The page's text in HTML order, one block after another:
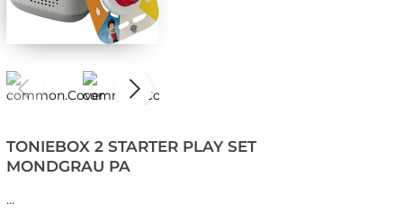
TONIEBOX 2 STARTER PLAY SET
MONDGRAU PA
...